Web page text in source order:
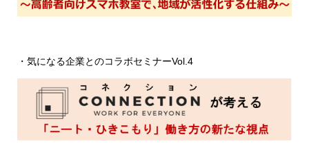
・気になる企業とのコラボセミナーVol.4